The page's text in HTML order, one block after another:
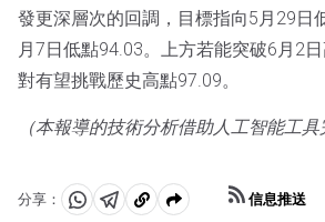
發更深層次的回調，目標指向5月29日
月7日低點94.03。上方若能突破6月2
對有望挑戰歷史高點97.09。
（本報導的技術分析借助人工智能工具
分享：
分 分 複
信息推送